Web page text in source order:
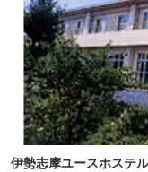
伊勢志摩ユースホステル